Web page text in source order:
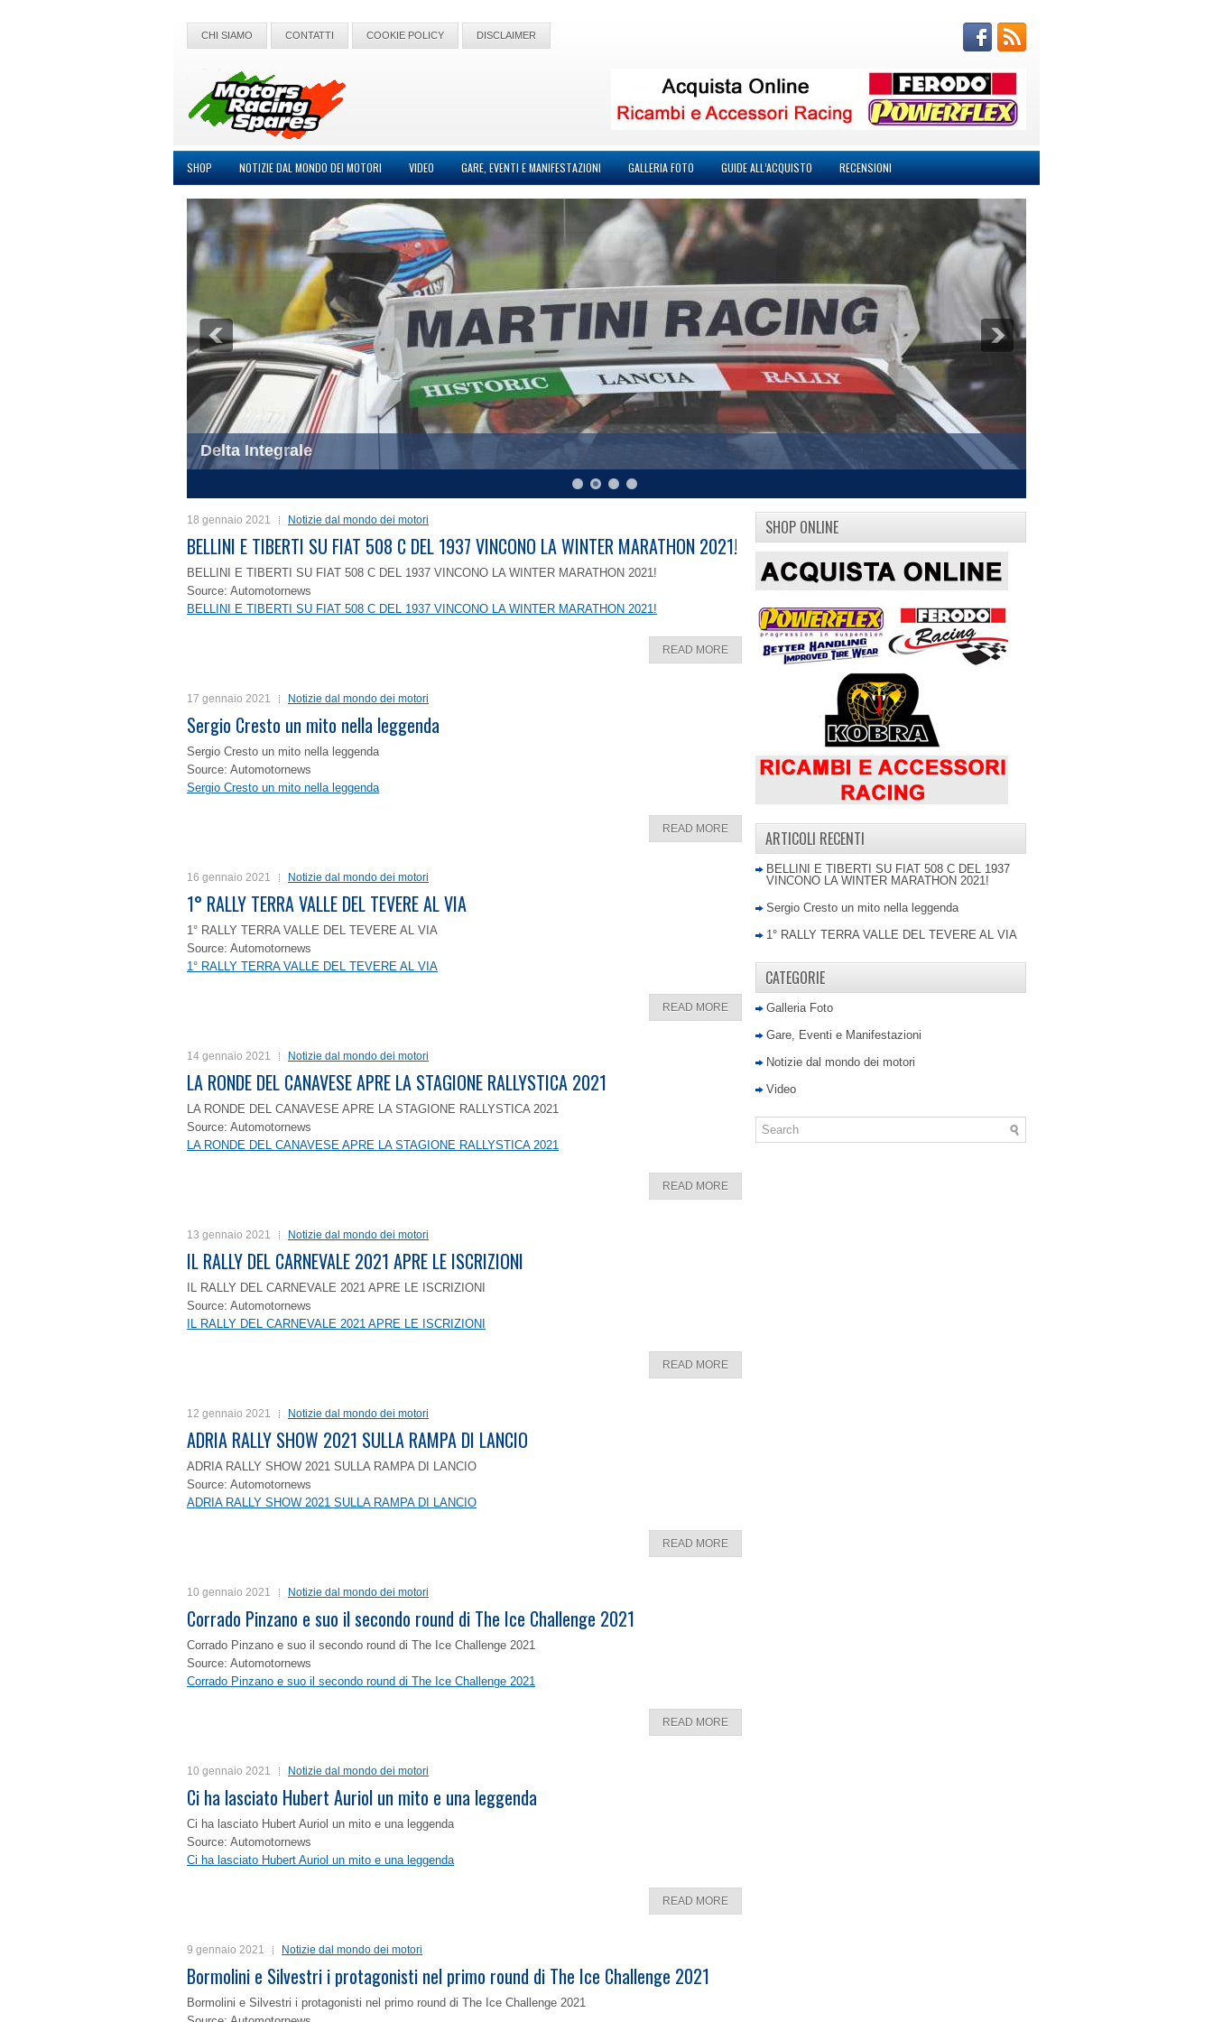
CHI SIAMO CONTATTI COOKIE POLICY DISCLAIMER
SHOP NOTIZIE DAL MONDO DEI MOTORI VIDEO GARE, EVENTI E MANIFESTAZIONI GALLERIA FOTO GUIDE ALL’ACQUISTO RECENSIONI
Delta Integrale
18 gennaio 2021 Notizie dal mondo dei motori
BELLINI E TIBERTI SU FIAT 508 C DEL 1937 VINCONO LA WINTER MARATHON 2021!
BELLINI E TIBERTI SU FIAT 508 C DEL 1937 VINCONO LA WINTER MARATHON 2021!
Source: Automotornews
BELLINI E TIBERTI SU FIAT 508 C DEL 1937 VINCONO LA WINTER MARATHON 2021!
READ MORE
17 gennaio 2021 Notizie dal mondo dei motori
Sergio Cresto un mito nella leggenda
Sergio Cresto un mito nella leggenda
Source: Automotornews
Sergio Cresto un mito nella leggenda
READ MORE
16 gennaio 2021 Notizie dal mondo dei motori
1° RALLY TERRA VALLE DEL TEVERE AL VIA
1° RALLY TERRA VALLE DEL TEVERE AL VIA
Source: Automotornews
1° RALLY TERRA VALLE DEL TEVERE AL VIA
READ MORE
14 gennaio 2021 Notizie dal mondo dei motori
LA RONDE DEL CANAVESE APRE LA STAGIONE RALLYSTICA 2021
LA RONDE DEL CANAVESE APRE LA STAGIONE RALLYSTICA 2021
Source: Automotornews
LA RONDE DEL CANAVESE APRE LA STAGIONE RALLYSTICA 2021
READ MORE
13 gennaio 2021 Notizie dal mondo dei motori
IL RALLY DEL CARNEVALE 2021 APRE LE ISCRIZIONI
IL RALLY DEL CARNEVALE 2021 APRE LE ISCRIZIONI
Source: Automotornews
IL RALLY DEL CARNEVALE 2021 APRE LE ISCRIZIONI
READ MORE
12 gennaio 2021 Notizie dal mondo dei motori
ADRIA RALLY SHOW 2021 SULLA RAMPA DI LANCIO
ADRIA RALLY SHOW 2021 SULLA RAMPA DI LANCIO
Source: Automotornews
ADRIA RALLY SHOW 2021 SULLA RAMPA DI LANCIO
READ MORE
10 gennaio 2021 Notizie dal mondo dei motori
Corrado Pinzano e suo il secondo round di The Ice Challenge 2021
Corrado Pinzano e suo il secondo round di The Ice Challenge 2021
Source: Automotornews
Corrado Pinzano e suo il secondo round di The Ice Challenge 2021
READ MORE
10 gennaio 2021 Notizie dal mondo dei motori
Ci ha lasciato Hubert Auriol un mito e una leggenda
Ci ha lasciato Hubert Auriol un mito e una leggenda
Source: Automotornews
Ci ha lasciato Hubert Auriol un mito e una leggenda
READ MORE
9 gennaio 2021 Notizie dal mondo dei motori
Bormolini e Silvestri i protagonisti nel primo round di The Ice Challenge 2021
Bormolini e Silvestri i protagonisti nel primo round di The Ice Challenge 2021
SHOP ONLINE
ARTICOLI RECENTI
BELLINI E TIBERTI SU FIAT 508 C DEL 1937
VINCONO LA WINTER MARATHON 2021!
Sergio Cresto un mito nella leggenda
1° RALLY TERRA VALLE DEL TEVERE AL VIA
CATEGORIE
Galleria Foto
Gare, Eventi e Manifestazioni
Notizie dal mondo dei motori
Video